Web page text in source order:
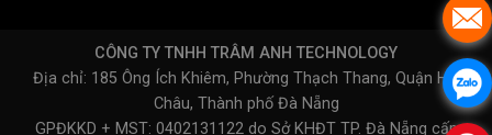
CÔNG TY TNHH TRÂM ANH TECHNOLOGY
Địa chỉ: 185 Ông Ích Khiêm, Phường Thạch Thang, Quận Hải
Châu, Thành phố Đà Nẵng
GPĐKKD + MST: 0402131122 do Sở KHĐT TP. Đà Nẵng cấp